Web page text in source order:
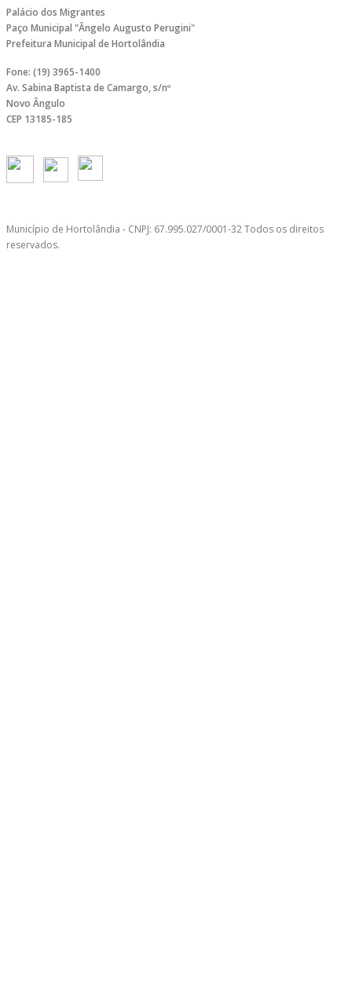
Palácio dos Migrantes
Paço Municipal "Ângelo Augusto Perugini"
Prefeitura Municipal de Hortolândia
Fone: (19) 3965-1400
Av. Sabina Baptista de Camargo, s/nº
Novo Ângulo
CEP 13185-185
Município de Hortolândia - CNPJ: 67.995.027/0001-32 Todos os direitos
reservados.